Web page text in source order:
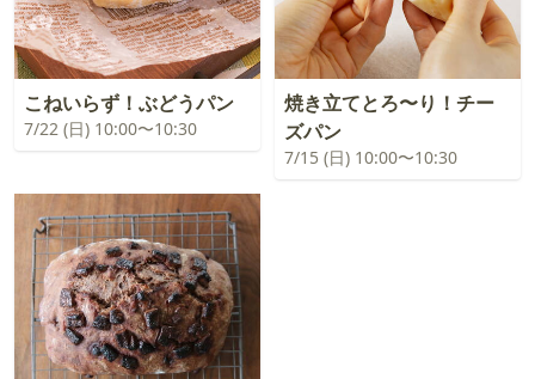
こねいらず！ぶどうパン
7/22 (日) 10:00〜10:30
焼き立てとろ〜り！チー
ズパン
7/15 (日) 10:00〜10:30